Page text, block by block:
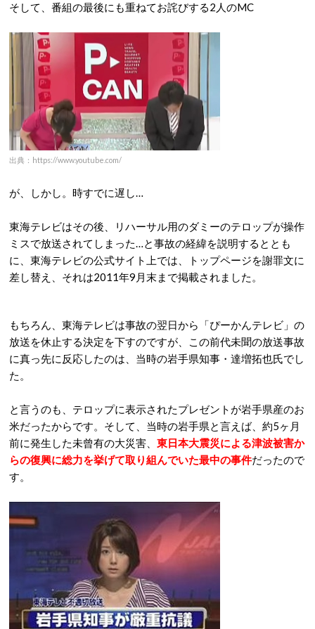
そして、番組の最後にも重ねてお詫びする2人のMC
出典：https://www.youtube.com/
が、しかし。時すでに遅し…
東海テレビはその後、リハーサル用のダミーのテロップが操作
ミスで放送されてしまった…と事故の経緯を説明するととも
に、東海テレビの公式サイト上では、トップページを謝罪文に
差し替え、それは2011年9月末まで掲載されました。
もちろん、東海テレビは事故の翌日から「ぴーかんテレビ」の
放送を休止する決定を下すのですが、この前代未聞の放送事故
に真っ先に反応したのは、当時の岩手県知事・達増拓也氏でし
た。
と言うのも、テロップに表示されたプレゼントが岩手県産のお
米だったからです。そして、当時の岩手県と言えば、約5ヶ月
前に発生した未曾有の大災害、 東日本大震災による津波被害か
らの復興に総力を挙げて取り組んでいた最中の事件だったので
す。